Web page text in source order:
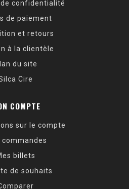
confidentialité
de paiement
et retours
à la clientèle
du site
Cire
COMPTE
sur le compte
commandes
billets
de souhaits